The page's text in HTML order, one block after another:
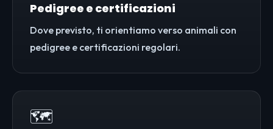
Pedigree e certificazioni
Dove previsto, ti orientiamo verso animali con
pedigree e certificazioni regolari.
🗺️